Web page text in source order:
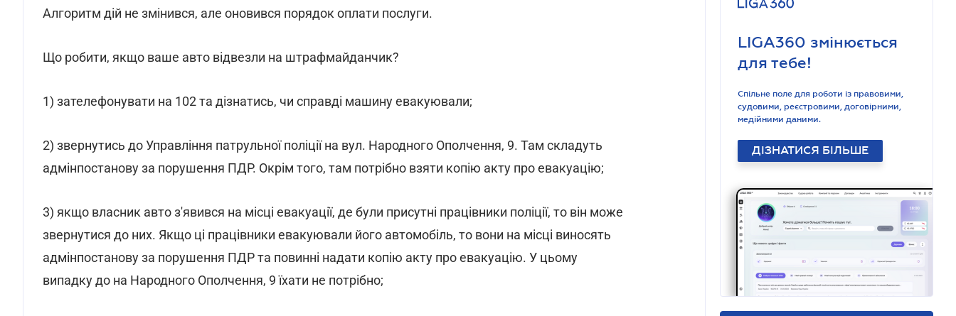
Алгоритм дій не змінився, але оновився порядок оплати послуги.
Що робити, якщо ваше авто відвезли на штрафмайданчик?
1) зателефонувати на 102 та дізнатись, чи справді машину евакуювали;
2) звернутись до Управління патрульної поліції на вул. Народного Ополчення, 9. Там складуть
адмінпостанову за порушення ПДР. Окрім того, там потрібно взяти копію акту про евакуацію;
3) якщо власник авто з'явився на місці евакуації, де були присутні працівники поліції, то він може
звернутися до них. Якщо ці працівники евакуювали його автомобіль, то вони на місці виносять
адмінпостанову за порушення ПДР та повинні надати копію акту про евакуацію. У цьому
випадку до на Народного Ополчення, 9 їхати не потрібно;
LIGA360 змінюється
для тебе!
Спільне поле для роботи із правовими,
судовими, реєстровими, договірними,
медійними даними.
ДІЗНАТИСЯ БІЛЬШЕ